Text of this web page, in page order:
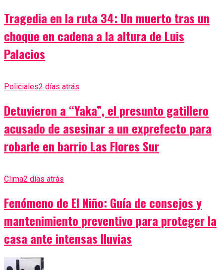
Tragedia en la ruta 34: Un muerto tras un
choque en cadena a la altura de Luis
Palacios
Policiales2 días atrás
Detuvieron a “Yaka”, el presunto gatillero
acusado de asesinar a un exprefecto para
robarle en barrio Las Flores Sur
Clima2 días atrás
Fenómeno de El Niño: Guía de consejos y
mantenimiento preventivo para proteger la
casa ante intensas lluvias